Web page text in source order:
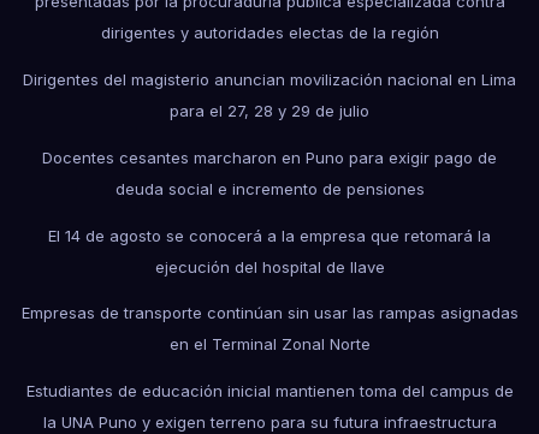
dirigentes y autoridades electas de la región
Dirigentes del magisterio anuncian movilización nacional en Lima
para el 27, 28 y 29 de julio
Docentes cesantes marcharon en Puno para exigir pago de
deuda social e incremento de pensiones
El 14 de agosto se conocerá a la empresa que retomará la
ejecución del hospital de Ilave
Empresas de transporte continúan sin usar las rampas asignadas
en el Terminal Zonal Norte
Estudiantes de educación inicial mantienen toma del campus de
la UNA Puno y exigen terreno para su futura infraestructura